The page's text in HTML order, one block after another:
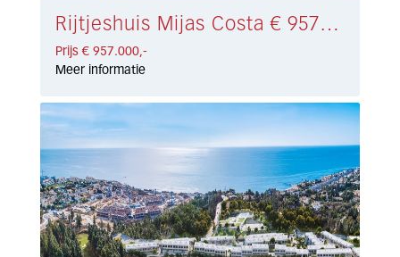
Rijtjeshuis Mijas Costa € 957.000,-
Prijs € 957.000,-
Meer informatie